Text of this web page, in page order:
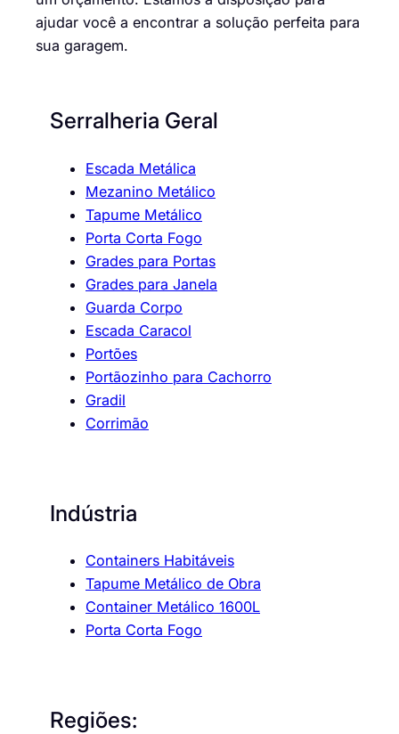
ajudar você a encontrar a solução perfeita para
sua garagem.
Serralheria Geral
Escada Metálica
Mezanino Metálico
Tapume Metálico
Porta Corta Fogo
Grades para Portas
Grades para Janela
Guarda Corpo
Escada Caracol
Portões
Portãozinho para Cachorro
Gradil
Corrimão
Indústria
Containers Habitáveis
Tapume Metálico de Obra
Container Metálico 1600L
Porta Corta Fogo
Regiões: